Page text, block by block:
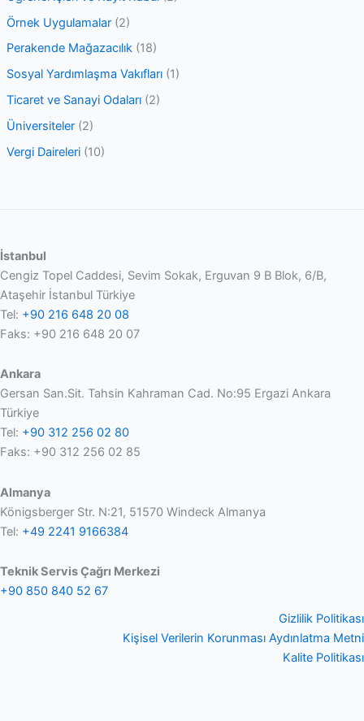
Örnek Uygulamalar(2)
Perakende Mağazacılık(18)
Sosyal Yardımlaşma Vakıfları(1)
Ticaret ve Sanayi Odaları(2)
Üniversiteler(2)
Vergi Daireleri(10)
İstanbul
Cengiz Topel Caddesi, Sevim Sokak, Erguvan 9 B Blok, 6/B,
Ataşehir İstanbul Türkiye
Tel: +90 216 648 20 08
Faks: +90 216 648 20 07
Ankara
Gersan San.Sit. Tahsin Kahraman Cad. No:95 Ergazi Ankara
Türkiye
Tel: +90 312 256 02 80
Faks: +90 312 256 02 85
Almanya
Königsberger Str. N:21, 51570 Windeck Almanya
Tel: +49 2241 9166384
Teknik Servis Çağrı Merkezi
+90 850 840 52 67
Gizlilik Politikası
Kişisel Verilerin Korunması Aydınlatma Metni
Kalite Politikası